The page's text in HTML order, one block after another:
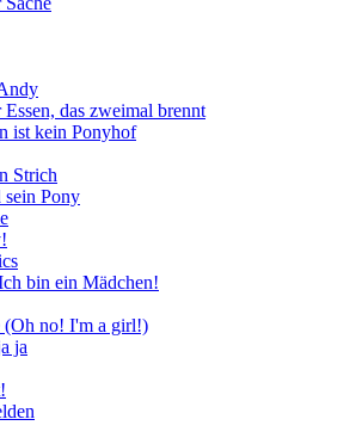
das zweimal brennt
ist kein Ponyhof
Strich
sein Pony
bin ein Mädchen!
(Oh no! I'm a girl!)
ja